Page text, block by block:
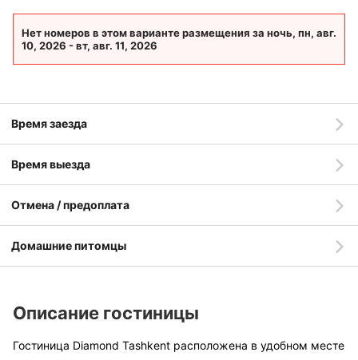
Нет номеров в этом варианте размещения за ночь, пн, авг.
10, 2026 - вт, авг. 11, 2026
Время заезда
Время выезда
Отмена / предоплата
Домашние питомцы
Описание гостиницы
Гостиница Diamond Tashkent расположена в удобном месте